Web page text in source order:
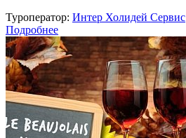
Туроператор: Интер Холидей Сервис
Подробнее